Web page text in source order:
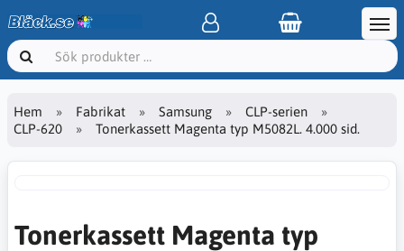
Hem Fabrikat Samsung
CLP-serien
CLP-620
Tonerkassett Magenta typ M5082L. 4.000 sid.
Tonerkassett Magenta typ